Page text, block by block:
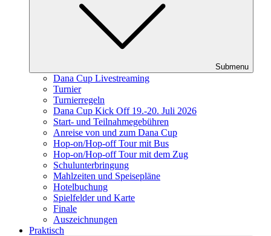
Submenu
Dana Cup Livestreaming
Turnier
Turnierregeln
Dana Cup Kick Off 19.-20. Juli 2026
Start- und Teilnahmegebühren
Anreise von und zum Dana Cup
Hop-on/Hop-off Tour mit Bus
Hop-on/Hop-off Tour mit dem Zug
Schulunterbringung
Mahlzeiten und Speisepläne
Hotelbuchung
Spielfelder und Karte
Finale
Auszeichnungen
Praktisch